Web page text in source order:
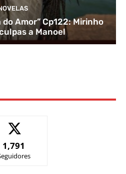
Amor” Cp122: Mirinho
a Manoel
1,791